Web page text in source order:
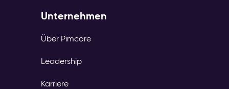
Unternehmen
Über Pimcore
Leadership
Karriere